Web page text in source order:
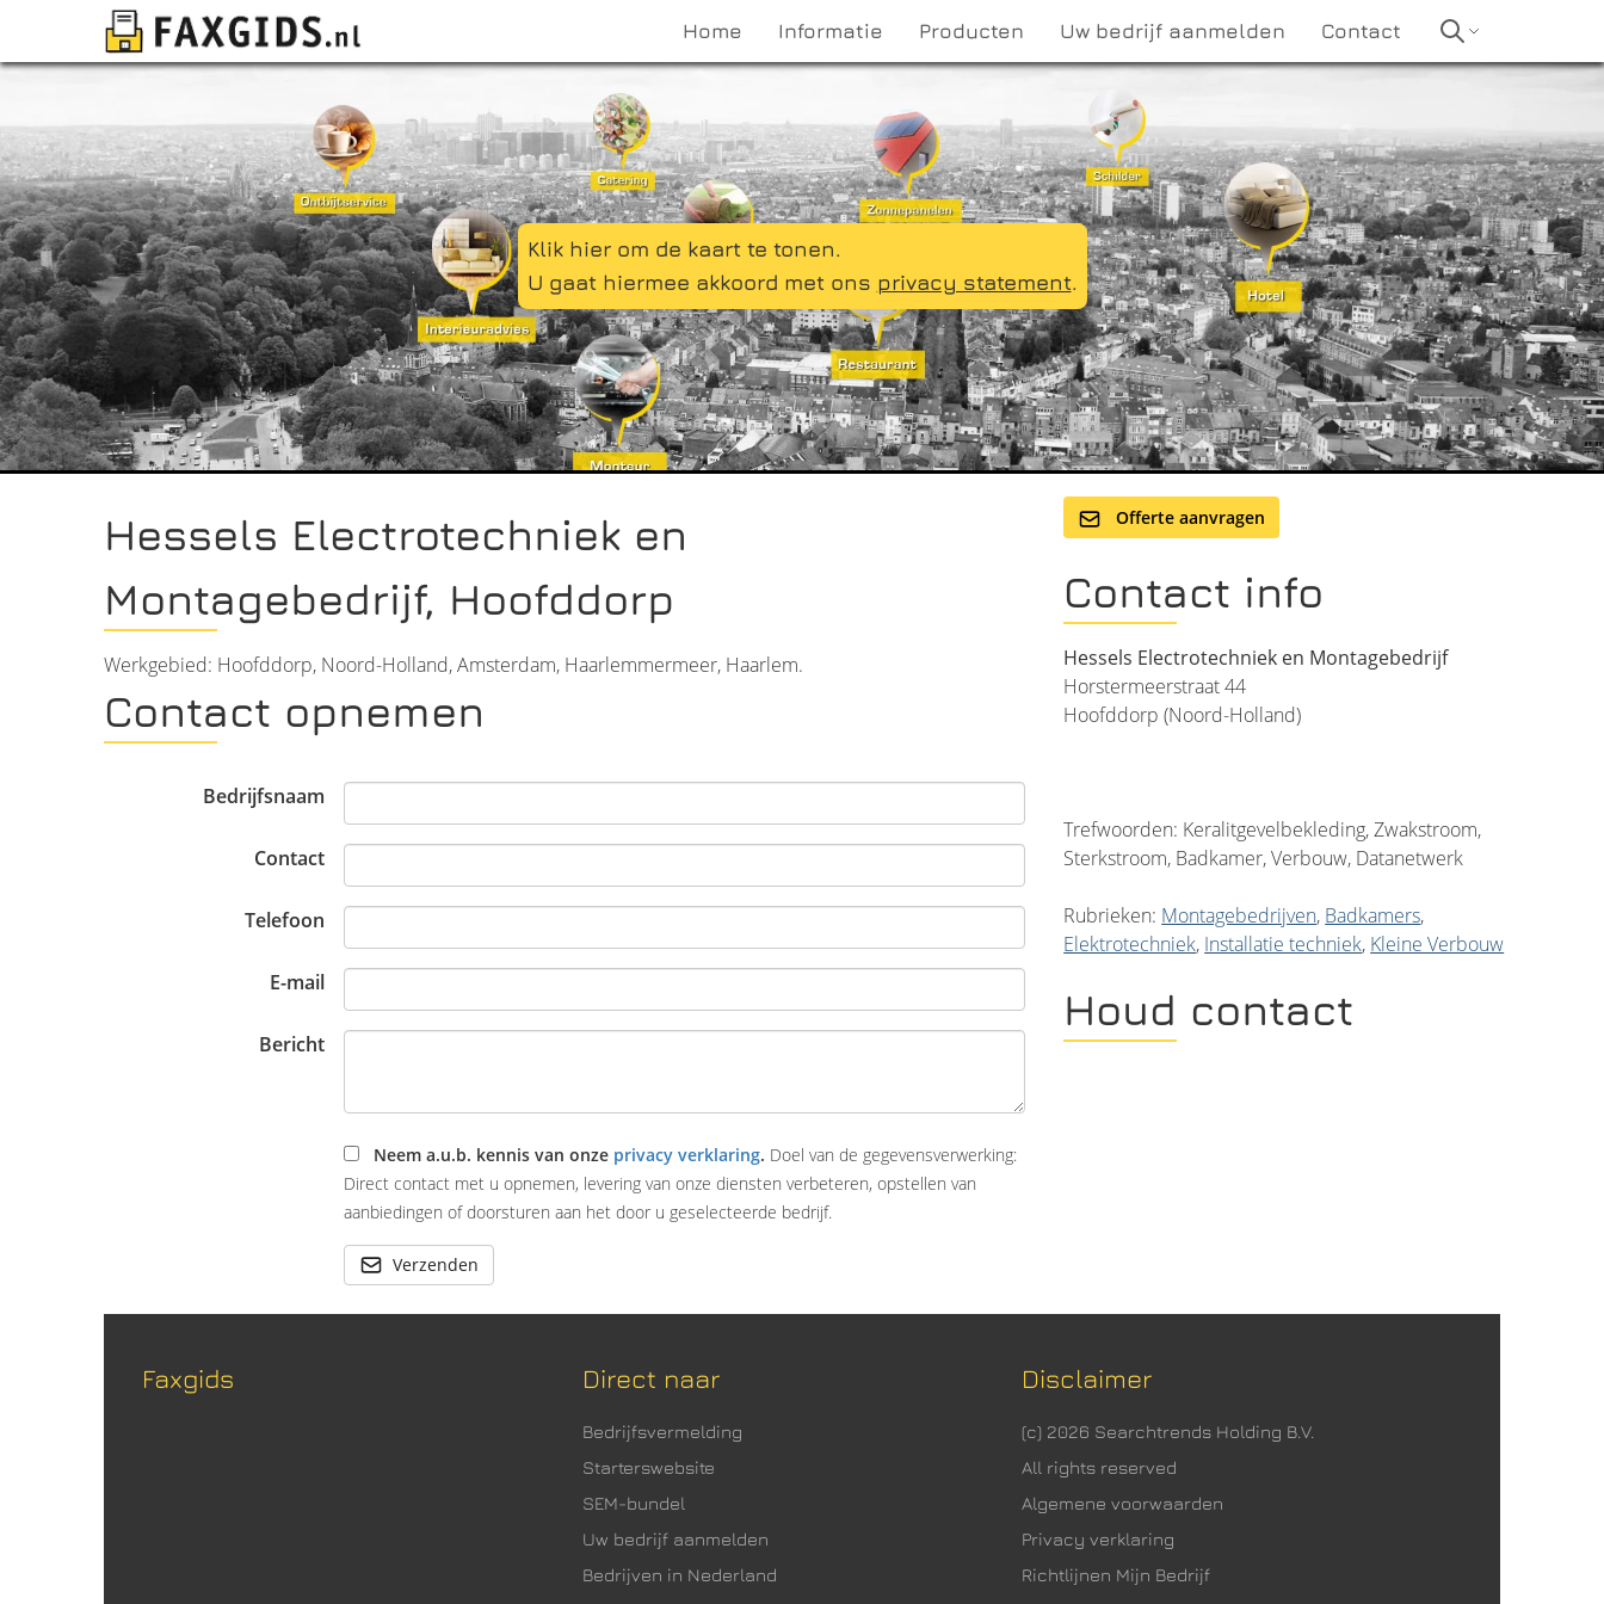
Home Informatie Producten Uw bedrijf aanmelden Contact
Klik hier om de kaart te tonen.
U gaat hiermee akkoord met ons privacy statement.
Hessels Electrotechniek en
Montagebedrijf, Hoofddorp
Werkgebied: Hoofddorp, Noord-Holland, Amsterdam, Haarlemmermeer, Haarlem.
Contact opnemen
Bedrijfsnaam
Contact
Telefoon
E-mail
Bericht
Neem a.u.b. kennis van onze privacy verklaring. Doel van de gegevensverwerking:
Direct contact met u opnemen, levering van onze diensten verbeteren, opstellen van
aanbiedingen of doorsturen aan het door u geselecteerde bedrijf.
Verzenden
Offerte aanvragen
Contact info
Hessels Electrotechniek en Montagebedrijf
Horstermeerstraat 44
Hoofddorp (Noord-Holland)
Trefwoorden: Keralitgevelbekleding, Zwakstroom,
Sterkstroom, Badkamer, Verbouw, Datanetwerk
Rubrieken: Montagebedrijven, Badkamers,
Elektrotechniek, Installatie techniek, Kleine Verbouw
Houd contact
Faxgids Direct naar
Bedrijfsvermelding
Starterswebsite
SEM-bundel
Uw bedrijf aanmelden
Bedrijven in Nederland
Disclaimer
(c) 2026 Searchtrends Holding B.V.
All rights reserved
Algemene voorwaarden
Privacy verklaring
Richtlijnen Mijn Bedrijf